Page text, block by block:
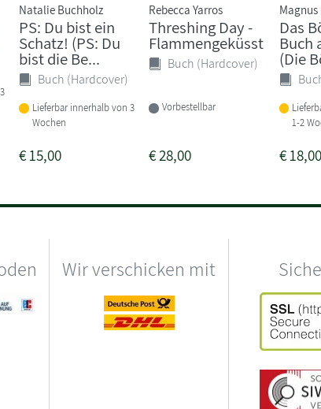
Natalie Buchholz
PS: Du bist ein
Schatz! (PS: Du
bist die Be...
Buch (Hardcover)
Lieferbar innerhalb von 3
Wochen
€15,00
Rebecca Yarros
Threshing Day -
Flammengeküsst
Buch (Hardcover)
Vorbestellbar
€28,00
Magnus
Das
Buch
(Die
1-2
€18,00
Wir verschicken mit